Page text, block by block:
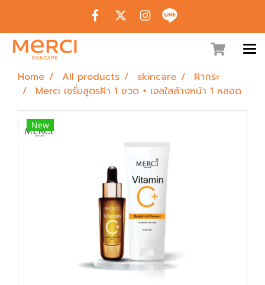
Home All products skincare
ฝ้ากระ
Merci เซรั่มสูตรฝ้า 1 ขวด + เจลใสล้างหน้า 1 หลอด
New